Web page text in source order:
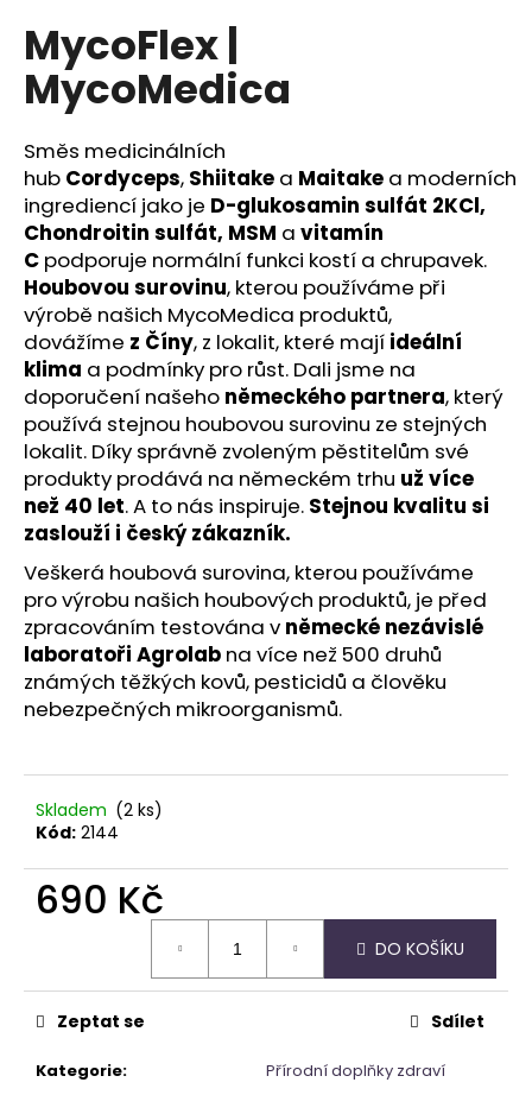
MycoFlex |
MycoMedica
Směs medicinálních
hub Cordyceps, Shiitake a Maitake a moderních
ingrediencí jako je D-glukosamin sulfát 2KCl,
Chondroitin sulfát, MSM a vitamín
C podporuje normální funkci kostí a chrupavek.
Houbovou surovinu, kterou používáme při
výrobě našich MycoMedica produktů,
dovážíme z Číny, z lokalit, které mají ideální
klima a podmínky pro růst. Dali jsme na
doporučení našeho německého partnera, který
používá stejnou houbovou surovinu ze stejných
lokalit. Díky správně zvoleným pěstitelům své
produkty prodává na německém trhu už více
než 40 let. A to nás inspiruje. Stejnou kvalitu si
zaslouží i český zákazník.
Veškerá houbová surovina, kterou používáme
pro výrobu našich houbových produktů, je před
zpracováním testována v německé nezávislé
laboratoři Agrolab na více než 500 druhů
známých těžkých kovů, pesticidů a člověku
nebezpečných mikroorganismů.
Skladem (2 ks)
Kód: 2144
690 Kč
DO KOŠÍKU
Kategorie: Přírodní doplňky zdraví
Zeptat se Sdílet
a
j
?
HLEDAT
D
o
p
o
r
u
č
u
j
e
m
e
CHRÁMŮ
444
Kč